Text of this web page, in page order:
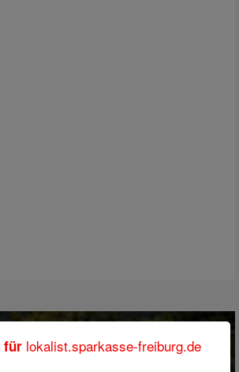
für lokalist.sparkasse-freiburg.de